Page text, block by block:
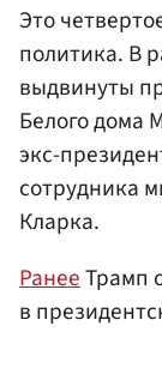
Это
политика. В
выдвинуты
Белого дома
экс-
сотрудника
Кларка.
РанееТрамп
в